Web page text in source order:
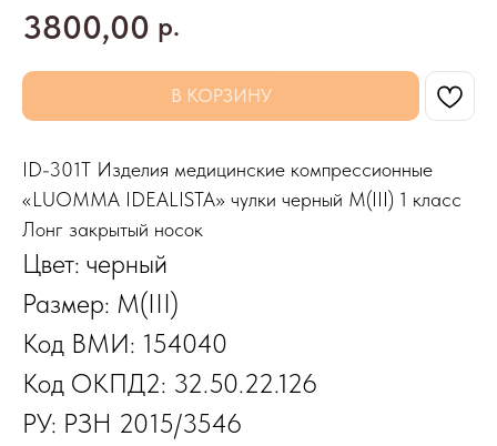
3800,00 р.
В КОРЗИНУ
ID-301T Изделия медицинские компрессионные
«LUOMMA IDEALISTA» чулки черный M(III) 1 класс
Лонг закрытый носок
Цвет: черный
Размер: M(III)
Код ВМИ: 154040
Код ОКПД2: 32.50.22.126
РУ: РЗН 2015/3546